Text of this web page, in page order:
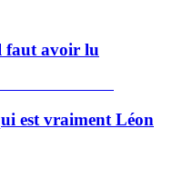
faut avoir lu
est vraiment Léon